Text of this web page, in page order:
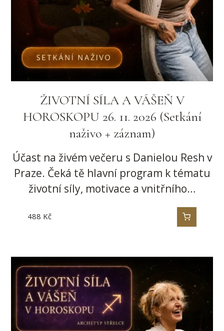
ŽIVOTNÍ SÍLA A VÁŠEŇ V
HOROSKOPU 26. 11. 2026 (Setkání
naživo + záznam)
Účast na živém večeru s Danielou Resh v
Praze. Čeká tě hlavní program k tématu
životní síly, motivace a vnitřního…
488 Kč